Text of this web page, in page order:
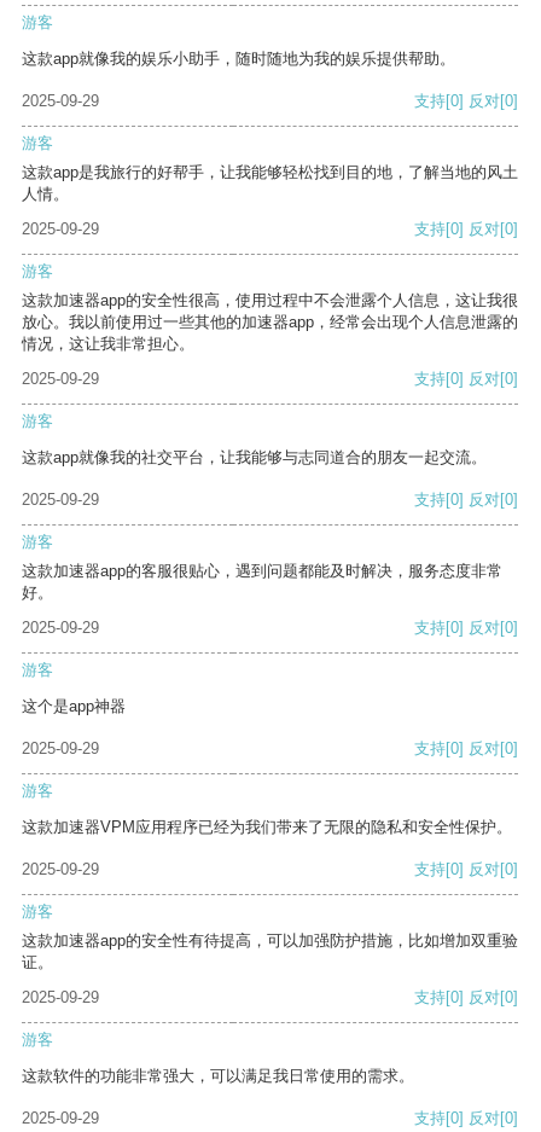
游客
这款app就像我的娱乐小助手，随时随地为我的娱乐提供帮助。
2025-09-29 支持[0] 反对[0]
游客
这款app是我旅行的好帮手，让我能够轻松找到目的地，了解当地的风土
人情。
2025-09-29
支持[0] 反对[0]
游客
这款加速器app的安全性很高，使用过程中不会泄露个人信息，这让我很
放心。我以前使用过一些其他的加速器app，经常会出现个人信息泄露的
情况，这让我非常担心。
2025-09-29
支持[0] 反对[0]
游客
这款app就像我的社交平台，让我能够与志同道合的朋友一起交流。
2025-09-29 支持[0] 反对[0]
游客
这款加速器app的客服很贴心，遇到问题都能及时解决，服务态度非常
好。
2025-09-29
支持[0] 反对[0]
游客
这个是app神器
2025-09-29 支持[0] 反对[0]
游客
这款加速器VPM应用程序已经为我们带来了无限的隐私和安全性保护。
2025-09-29 支持[0] 反对[0]
游客
这款加速器app的安全性有待提高，可以加强防护措施，比如增加双重验
证。
2025-09-29
支持[0] 反对[0]
游客
这款软件的功能非常强大，可以满足我日常使用的需求。
2025-09-29 支持[0] 反对[0]